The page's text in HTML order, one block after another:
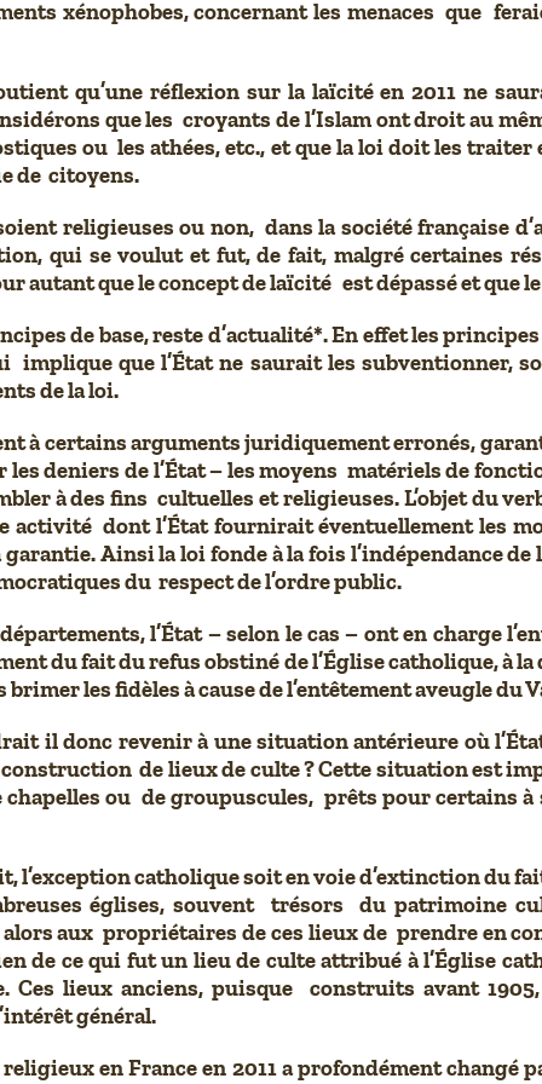
xénophobes, concernant les menaces que
qu’une réflexion sur la laïcité en 2011 ne
que les croyants de l’Islam ont droit au
ou les athées, etc., et que la loi doit les traiter
de citoyens.
religieuses ou non, dans la société française
qui se voulut et fut, de fait, malgré certaines
autant que le concept de laïcité est dépassé et que
de base, reste d’actualité*. En effet les
implique que l’État ne saurait les subventionner,
de la loi.
à certains arguments juridiquement erronés,
deniers de l’État – les moyens matériels de
à des fins cultuelles et religieuses. L’objet du
activité dont l’État fournirait éventuellement les
Ainsi la loi fonde à la fois l’indépendance de
du respect de l’ordre public.
l’État – selon le cas – ont en charge
du fait du refus obstiné de l’Église catholique, à
les fidèles à cause de l’entêtement aveugle du
il donc revenir à une situation antérieure où
de lieux de culte ? Cette situation est
ou de groupuscules, prêts pour certains
l’exception catholique soit en voie d’extinction du
églises, souvent trésors du patrimoine
aux propriétaires de ces lieux de prendre en
de ce qui fut un lieu de culte attribué à l’Église
Ces lieux anciens, puisque construits avant
général.
en France en 2011 a profondément